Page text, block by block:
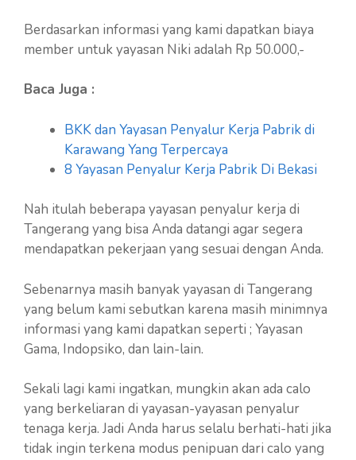
Berdasarkan informasi yang kami dapatkan biaya
member untuk yayasan Niki adalah Rp 50.000,-
Baca Juga :
BKK dan Yayasan Penyalur Kerja Pabrik di
Karawang Yang Terpercaya
8 Yayasan Penyalur Kerja Pabrik Di Bekasi
Nah itulah beberapa yayasan penyalur kerja di
Tangerang yang bisa Anda datangi agar segera
mendapatkan pekerjaan yang sesuai dengan Anda.
Sebenarnya masih banyak yayasan di Tangerang
yang belum kami sebutkan karena masih minimnya
informasi yang kami dapatkan seperti ; Yayasan
Gama, Indopsiko, dan lain-lain.
Sekali lagi kami ingatkan, mungkin akan ada calo
yang berkeliaran di yayasan-yayasan penyalur
tenaga kerja. Jadi Anda harus selalu berhati-hati jika
tidak ingin terkena modus penipuan dari calo yang